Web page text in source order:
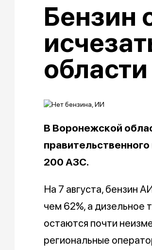
Бензин
области
В Воронежской
200 АЗС.
На 7 августа, бензин
чем 62%, а дизельное
остаются почти
региональные